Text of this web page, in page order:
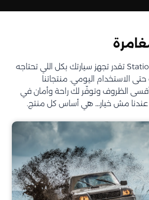
مع منتجات Station 4×4 تقدر تجهز سيارتك بكل اللي تحتاجه
حتى الاستخدام اليومي. منتجاتنا
الظروف وتوفّر لك راحة وأمان في
عندنا مش خيار… هي أساس كل منتج.